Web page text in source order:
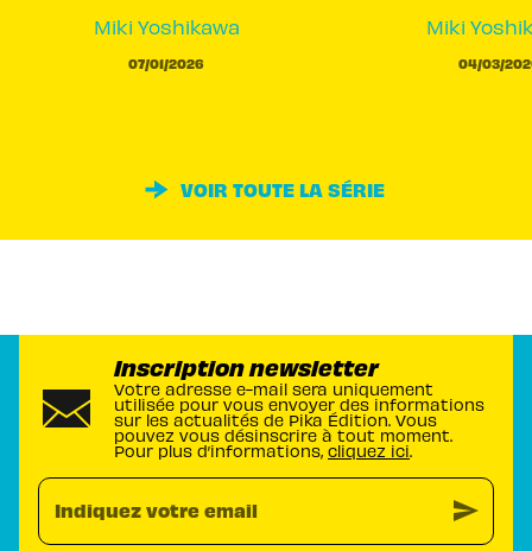
Miki Yoshikawa
07/01/2026
Miki
04/03/
VOIR TOUTE LA SÉRIE
Inscription newsletter
Votre adresse e-mail sera uniquement
utilisée pour vous envoyer des informations
sur les actualités de Pika Édition. Vous
pouvez vous désinscrire à tout moment.
Pour plus d’informations, cliquez ici.
Indiquez votre email send